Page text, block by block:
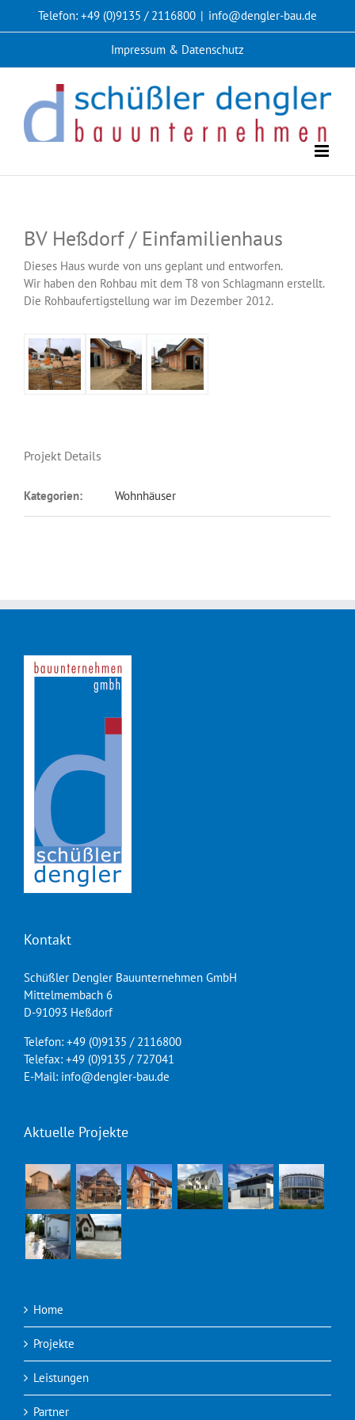
Telefon: +49 (0)9135 / 2116800 | info@dengler-bau.de
Impressum & Datenschutz
BV Heßdorf / Einfamilienhaus
Dieses Haus wurde von uns geplant und entworfen.
Wir haben den Rohbau mit dem T8 von Schlagmann erstellt.
Die Rohbaufertigstellung war im Dezember 2012.
Projekt Details
Kategorien: Wohnhäuser
Kontakt
Schüßler Dengler Bauunternehmen GmbH
Mittelmembach 6
D-91093 Heßdorf
Telefon: +49 (0)9135 / 2116800
Telefax: +49 (0)9135 / 727041
E-Mail: info@dengler-bau.de
Aktuelle Projekte
Home
Projekte
Leistungen
Partner